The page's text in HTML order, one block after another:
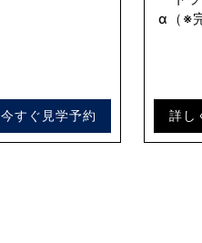
今すぐ見学予約
α（※
詳し